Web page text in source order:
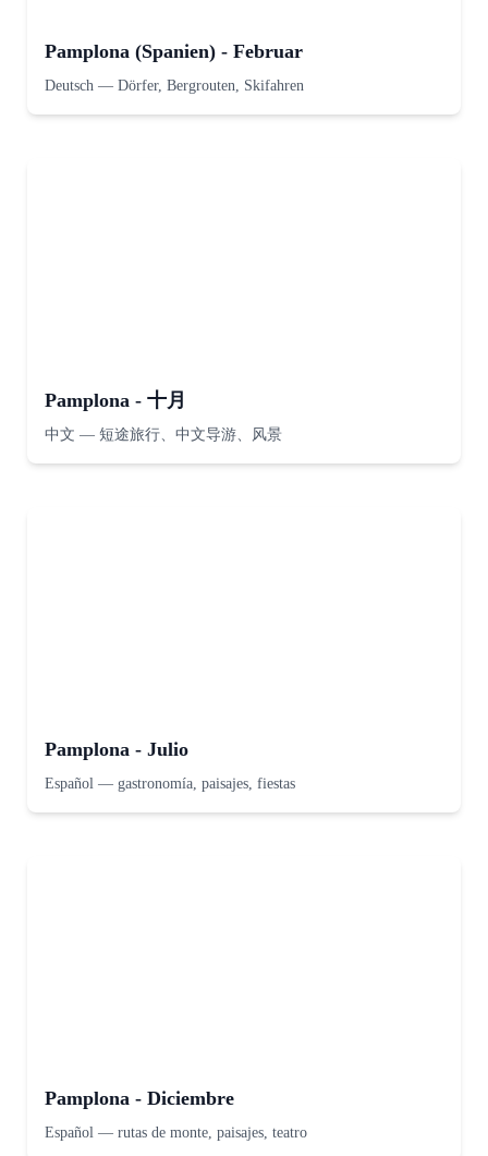
Pamplona (Spanien) - Februar
Deutsch — Dörfer, Bergrouten, Skifahren
Pamplona - 十月
中文 — 短途旅行、中文导游、风景
Pamplona - Julio
Español — gastronomía, paisajes, fiestas
Pamplona - Diciembre
Español — rutas de monte, paisajes, teatro